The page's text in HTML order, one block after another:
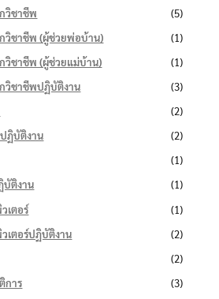
วิชาชีพ
(5)
วิชาชีพ (ผู้ช่วยพ่อบ้าน)
(1)
วิชาชีพ (ผู้ช่วยแม่บ้าน)
(1)
วิชาชีพปฏิบัติงาน
(3)
(2)
ฏิบัติงาน
(2)
(1)
บัติงาน
(1)
เตอร์
(1)
เตอร์ปฏิบัติงาน
(2)
(2)
การ
(3)